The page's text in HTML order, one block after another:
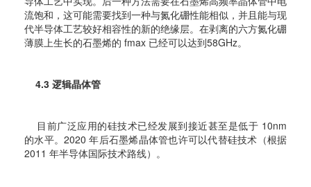
流饱和，这可能需要找到一种与氮化硼性能相似，并且能与现
代半导体工艺较好相容性的新的绝缘层。在剥离的六方氮化硼
薄膜上生长的石墨烯的 fmax 已经可以达到58GHz。
4.3 逻辑晶体管
目前广泛应用的硅技术已经发展到接近甚至是低于 10nm
的水平。2020 年后石墨烯晶体管也许可以代替硅技术（根据
2011 年半导体国际技术路线）。